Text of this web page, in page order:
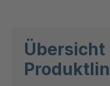
Übersicht